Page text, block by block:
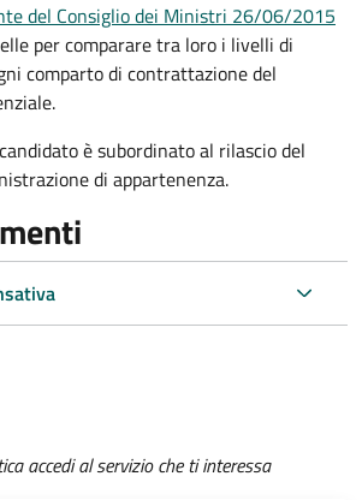
del Consiglio dei Ministri 26/06/2015
per comparare tra loro i livelli di
comparto di contrattazione del
è subordinato al rilascio del
di appartenenza.
accedi al servizio che ti interessa